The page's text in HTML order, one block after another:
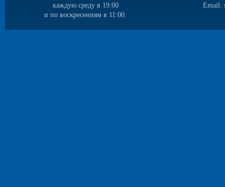
каждую среду в 19:00
и по воскресениям в 11:00.
Email: